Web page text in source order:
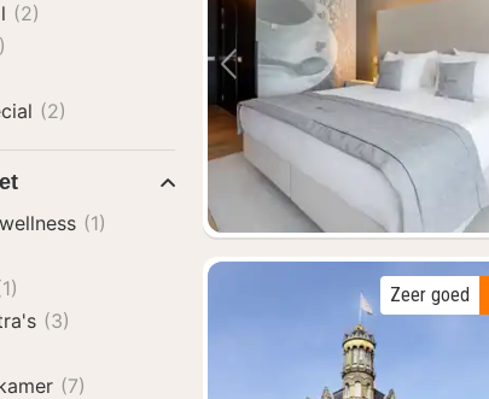
Vorige foto
Zeer goed
(2)
(2)
(1)
(3)
(7)